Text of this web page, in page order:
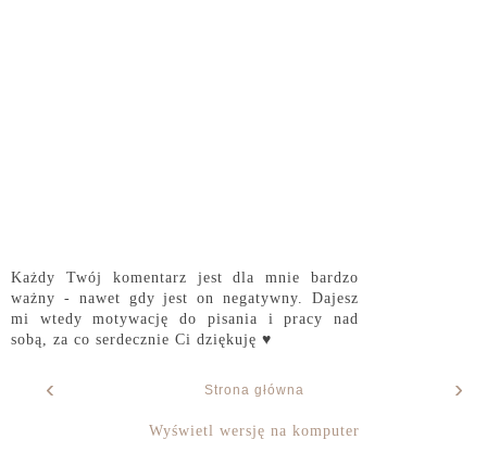
Każdy Twój komentarz jest dla mnie bardzo
ważny - nawet gdy jest on negatywny. Dajesz
mi wtedy motywację do pisania i pracy nad
sobą, za co serdecznie Ci dziękuję ♥
‹ ›
Strona główna
Wyświetl wersję na komputer